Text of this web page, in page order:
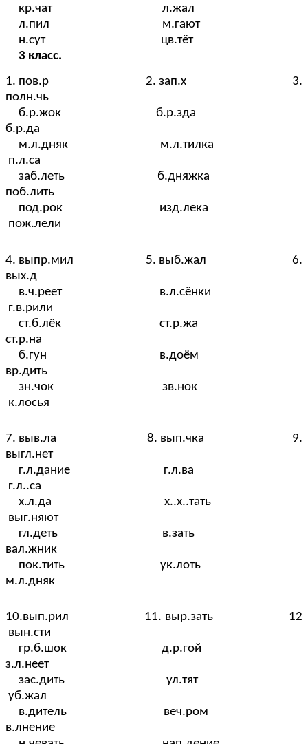
кр.чат л.жал
л.пил м.гают
н.сут цв.тёт
3 класс.
1. пов.р 2. зап.х 3.
полн.чь
б.р.жок б.р.зда
б.р.да
м.л.дняк м.л.тилка
п.л.са
заб.леть б.дняжка
поб.лить
под.рок изд.лека
пож.лели
4. выпр.мил 5. выб.жал 6.
вых.д
в.ч.реет в.л.сёнки
г.в.рили
ст.б.лёк ст.р.жа
ст.р.на
б.гун в.доём
вр.дить
зн.чок зв.нок
к.лосья
7. выв.ла 8. вып.чка 9.
выгл.нет
г.л.дание г.л.ва
г.л..са
х.л.да х..х..тать
выг.няют
гл.деть в.зать
вал.жник
пок.тить ук.лоть
м.л.дняк
10.вып.рил 11. выр.зать 12
вын.сти
гр.б.шок д.р.гой
з.л.неет
зас.дить ул.тят
уб.жал
в.дитель веч.ром
в.лнение